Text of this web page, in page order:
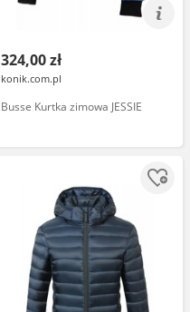
324,00 zł
konik.com.pl
Busse Kurtka zimowa JESSIE